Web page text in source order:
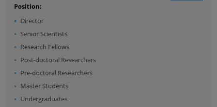
Position:
Director
Senior Scientists
Research Fellows
Post-doctoral Researchers
Pre-doctoral Researchers
Master Students
Undergraduates